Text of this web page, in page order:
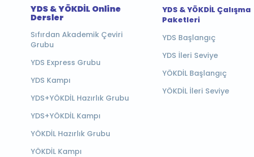
YDS & YÖKDİL Online
Dersler
Sıfırdan Akademik Çeviri
Grubu
YDS Express Grubu
YDS Kampı
YDS+YÖKDİL Hazırlık Grubu
YDS+YÖKDİL Kampı
YÖKDİL Hazırlık Grubu
YÖKDİL Kampı
YDS & YÖKDİL Çalışma
Paketleri
YDS Başlangıç
YDS İleri Seviye
YÖKDİL Başlangıç
YÖKDİL İleri Seviye